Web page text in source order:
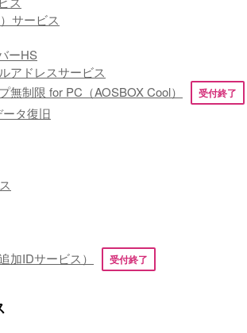
サービス
ーHS
アドレスサービス
無制限 for PC（AOSBOX Cool）
受付終了
タ復旧
加IDサービス） 受付終了